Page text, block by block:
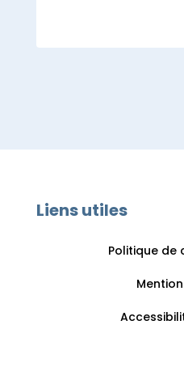
Liens utiles
Politique de